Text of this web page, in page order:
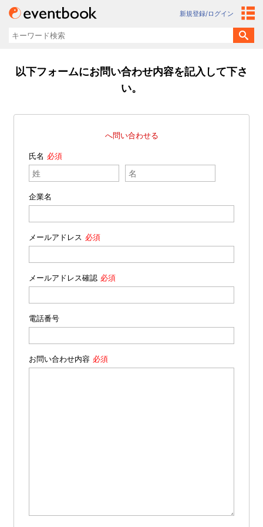
新規登録/ログイン
以下フォームにお問い合わせ内容を記入して下さ
い。
へ問い合わせる
氏名
企業名
メールアドレス
メールアドレス確認
電話番号
お問い合わせ内容